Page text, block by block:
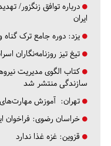
درباره توافق زنگزور/
ایران
یزد: دوره جامع ترک گناه
تیغ تیز روزنامه‌نگاران
کتاب الگوی مدیریت
سازندگی منتشر شد
تهران: آموزش
خراسان رضوی: فراخوان
قزوین: غزه غذا ندارد